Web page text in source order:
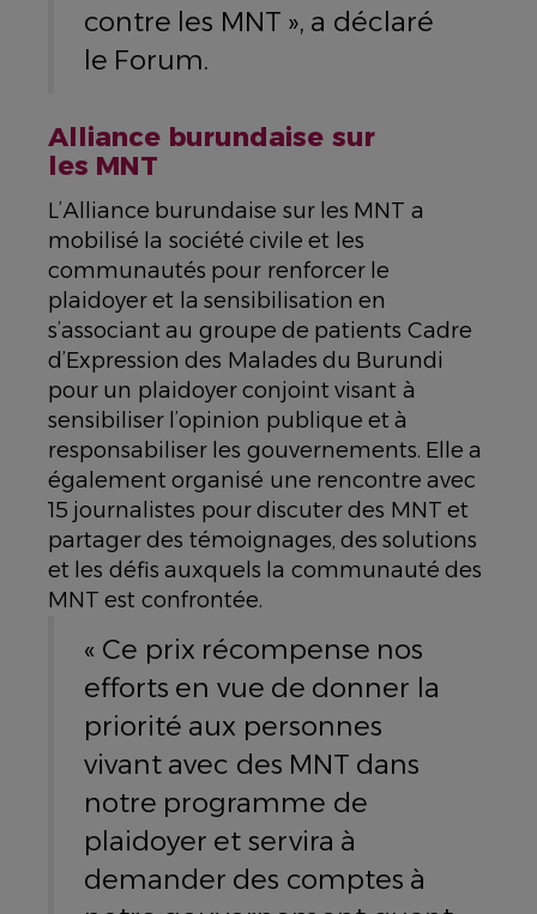
contre les MNT », a déclaré
le Forum.
Alliance burundaise sur
les MNT
L’Alliance burundaise sur les MNT a
mobilisé la société civile et les
communautés pour renforcer le
plaidoyer et la sensibilisation en
s’associant au groupe de patients Cadre
d’Expression des Malades du Burundi
pour un plaidoyer conjoint visant à
sensibiliser l’opinion publique et à
responsabiliser les gouvernements. Elle a
également organisé une rencontre avec
15 journalistes pour discuter des MNT et
partager des témoignages, des solutions
et les défis auxquels la communauté des
MNT est confrontée.
« Ce prix récompense nos
efforts en vue de donner la
priorité aux personnes
vivant avec des MNT dans
notre programme de
plaidoyer et servira à
demander des comptes à